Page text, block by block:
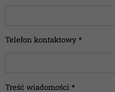
Telefon kontaktowy *
Treść wiadomości *